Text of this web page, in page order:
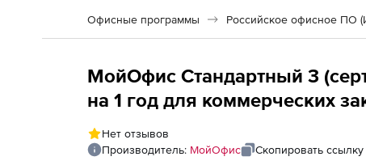
Офисные программы Российское офисное ПО
МойОфис Стандартный 3
на 1 год для коммерческих
экземпляра программного
Нет отзывов
Производитель: МойОфис Скопировать ссылку